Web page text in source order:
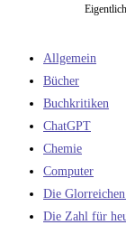
Allgemein
Bücher
Buchkritiken
ChatGPT
Chemie
Computer
Die
Die Zahl für